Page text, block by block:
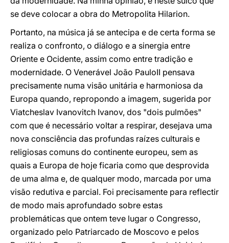
se deve colocar a obra do Metropolita Hilarion.
Portanto, na música já se antecipa e de certa forma se
realiza o confronto, o diálogo e a sinergia entre
Oriente e Ocidente, assim como entre tradição e
modernidade. O Venerável João PauloII pensava
precisamente numa visão unitária e harmoniosa da
Europa quando, repropondo a imagem, sugerida por
Viatcheslav Ivanovitch Ivanov, dos "dois pulmões"
com que é necessário voltar a respirar, desejava uma
nova consciência das profundas raízes culturais e
religiosas comuns do continente europeu, sem as
quais a Europa de hoje ficaria como que desprovida
de uma alma e, de qualquer modo, marcada por uma
visão redutiva e parcial. Foi precisamente para reflectir
de modo mais aprofundado sobre estas
problemáticas que ontem teve lugar o Congresso,
organizado pelo Patriarcado de Moscovo e pelos